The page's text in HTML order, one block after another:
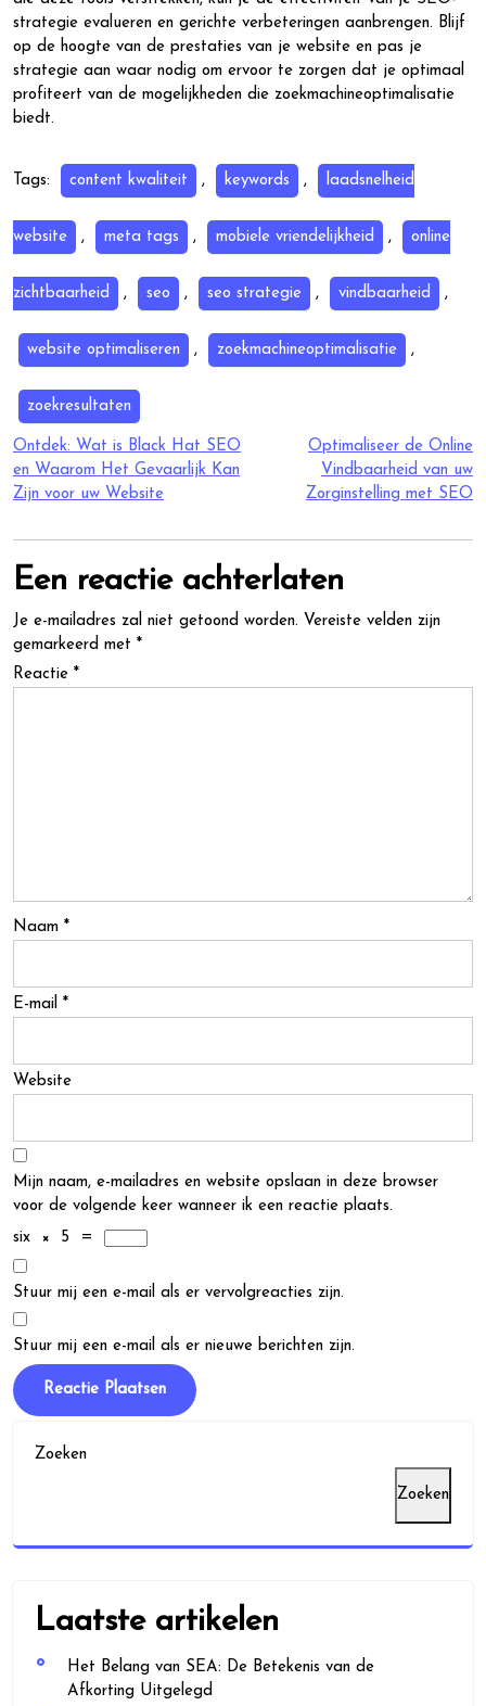
strategie evalueren en gerichte verbeteringen aanbrengen. Blijf
op de hoogte van de prestaties van je website en pas je
strategie aan waar nodig om ervoor te zorgen dat je optimaal
profiteert van de mogelijkheden die zoekmachineoptimalisatie
biedt.
Tags: content kwaliteit , keywords , laadsnelheid
website , meta tags , mobiele vriendelijkheid , online
zichtbaarheid , seo , seo strategie , vindbaarheid ,
website optimaliseren , zoekmachineoptimalisatie ,
zoekresultaten
Berichtnavigatie
Ontdek: Wat is Black Hat SEO
en Waarom Het Gevaarlijk Kan
Zijn voor uw Website
Optimaliseer de Online
Vindbaarheid van uw
Zorginstelling met SEO
Een reactie achterlaten
Je e-mailadres zal niet getoond worden. Vereiste velden zijn
gemarkeerd met *
Reactie *
Naam *
E-mail *
Website
Mijn naam, e-mailadres en website opslaan in deze browser
voor de volgende keer wanneer ik een reactie plaats.
six
× 5 =
Stuur mij een e-mail als er vervolgreacties zijn.
Stuur mij een e-mail als er nieuwe berichten zijn.
Zoeken
Zoeken
Laatste artikelen
Het Belang van SEA: De Betekenis van de
Afkorting Uitgelegd